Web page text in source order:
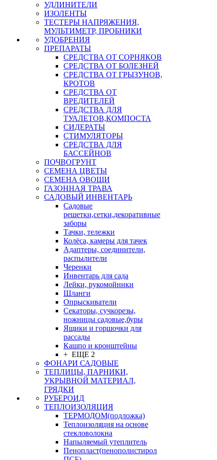
УДЛИНИТЕЛИ
ИЗОЛЕНТЫ
ТЕСТЕРЫ НАПРЯЖЕНИЯ,
МУЛЬТИМЕТР, ПРОБНИКИ
УДОБРЕНИЯ
ПРЕПАРАТЫ
СРЕДСТВА ОТ СОРНЯКОВ
СРЕДСТВА ОТ БОЛЕЗНЕЙ
СРЕДСТВА ОТ ГРЫЗУНОВ,
КРОТОВ
СРЕДСТВА ОТ
ВРЕДИТЕЛЕЙ
СРЕДСТВА ДЛЯ
ТУАЛЕТОВ,КОМПОСТА
СИДЕРАТЫ
СТИМУЛЯТОРЫ
СРЕДСТВА ДЛЯ
БАССЕЙНОВ
ПОЧВОГРУНТ
СЕМЕНА ЦВЕТЫ
СЕМЕНА ОВОЩИ
ГАЗОННАЯ ТРАВА
САДОВЫЙ ИНВЕНТАРЬ
Садовые
решетки,сетки,декоративные
заборы
Тачки, тележки
Колёса, камеры для тачек
Адаптеры, соединители,
распылители
Черенки
Инвентарь для сада
Лейки, рукомойники
Шланги
Опрыскиватели
Секаторы, сучкорезы,
ножницы садовые,буры
Ящики и горшочки для
рассады
Кашпо и кронштейны
+ ЕЩЕ 2
ФОНАРИ САДОВЫЕ
ТЕПЛИЦЫ, ПАРНИКИ,
УКРЫВНОЙ МАТЕРИАЛ,
ГРЯДКИ
РУБЕРОИД
ТЕПЛОИЗОЛЯЦИЯ
ТЕРМОДОМ(подложка)
Теплоизоляция на основе
стекловолокна
Напыляемый утеплитель
Пенопласт(пенополистирол